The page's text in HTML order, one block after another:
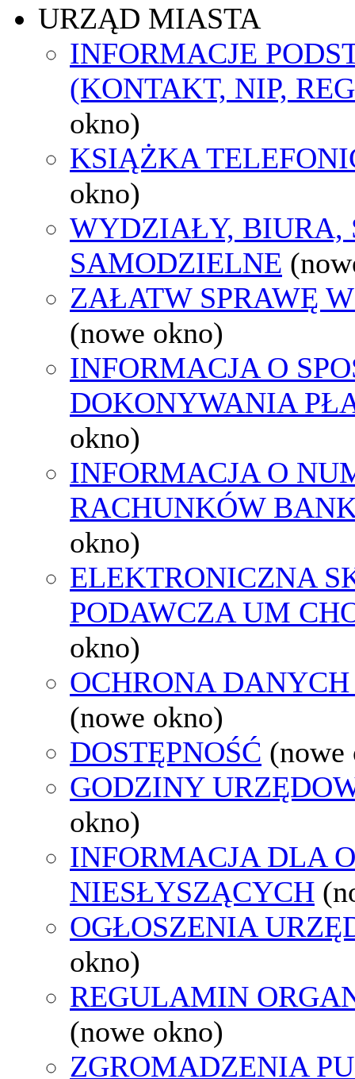
URZĄD MIASTA
INFORMACJE
(KONTAKT, NIP,
okno)
KSIĄŻKA
okno)
WYDZIAŁY, BIURA,
SAMODZIELNE
ZAŁATW SPRAWĘ
(nowe okno)
INFORMACJA O
DOKONYWANIA
okno)
INFORMACJA O
RACHUNKÓW
okno)
ELEKTRONICZNA
PODAWCZA UM
okno)
OCHRONA
(nowe okno)
DOSTĘPNOŚĆ (nowe
GODZINY
okno)
INFORMACJA DLA
NIESŁYSZĄCYCH
OGŁOSZENIA
okno)
REGULAMIN
(nowe okno)
ZGROMADZENIA